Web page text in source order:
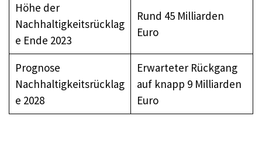
Höhe der
Nachhaltigkeitsrücklag
e Ende 2023
Rund 45 Milliarden
Euro
Prognose
Nachhaltigkeitsrücklag
e 2028
Erwarteter Rückgang
auf knapp 9 Milliarden
Euro